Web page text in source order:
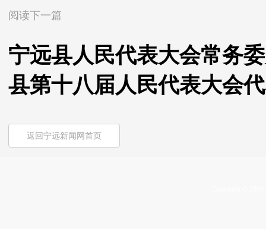
阅读下一篇
宁远县人民代表大会常务
县第十八届人民代表大会
返回宁远新闻网首页